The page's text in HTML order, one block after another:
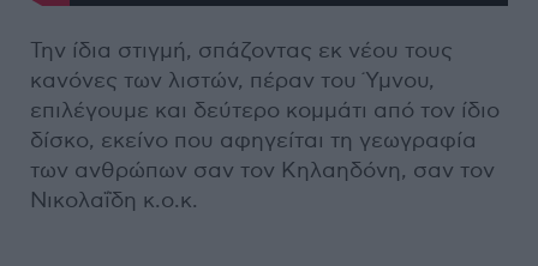
Την ίδια στιγμή, σπάζοντας εκ νέου τους
κανόνες των λιστών, πέραν του Ύμνου,
επιλέγουμε και δεύτερο κομμάτι από τον ίδιο
δίσκο, εκείνο που αφηγείται τη γεωγραφία
των ανθρώπων σαν τον Κηλαηδόνη, σαν τον
Νικολαΐδη κ.ο.κ.